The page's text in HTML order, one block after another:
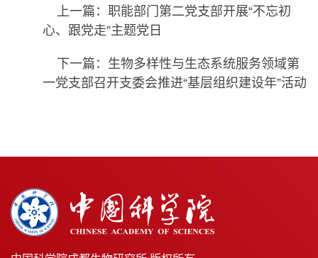
上一篇：职能部门第二党支部开展“不忘初
心、跟党走”主题党日
下一篇：生物多样性与生态系统服务领域第
一党支部召开支委会推进“基层组织建设年”活动